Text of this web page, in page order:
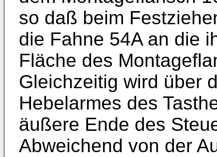
so daß beim
die Fahne 54A an die
Fläche des
Gleichzeitig wird über
Hebelarmes des
äußere Ende des
Abweichend von der